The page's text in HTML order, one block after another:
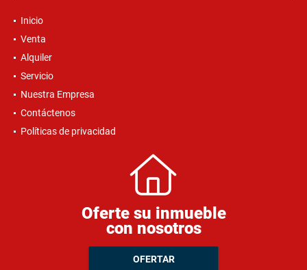
Inicio
Venta
Alquiler
Servicio
Nuestra Empresa
Contáctenos
Políticas de privacidad
Oferte su inmueble
con nosotros
OFERTAR